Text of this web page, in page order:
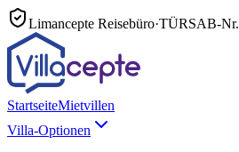
Limancepte Reisebüro·TÜRSAB-Nr.
StartseiteMietvillen
Villa-Optionen